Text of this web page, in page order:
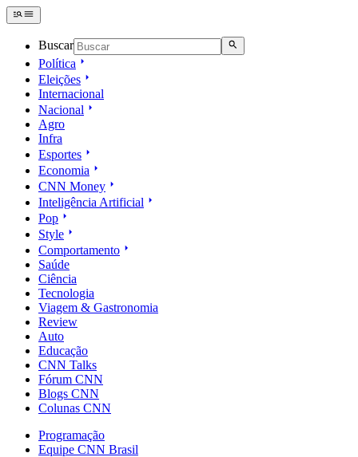
Buscar
Política
Eleições
Internacional
Nacional
Agro
Infra
Esportes
Economia
CNN Money
Inteligência Artificial
Pop
Style
Comportamento
Saúde
Ciência
Tecnologia
Viagem & Gastronomia
Review
Auto
Educação
CNN Talks
Fórum CNN
Blogs CNN
Colunas CNN
Programação
Equipe CNN Brasil